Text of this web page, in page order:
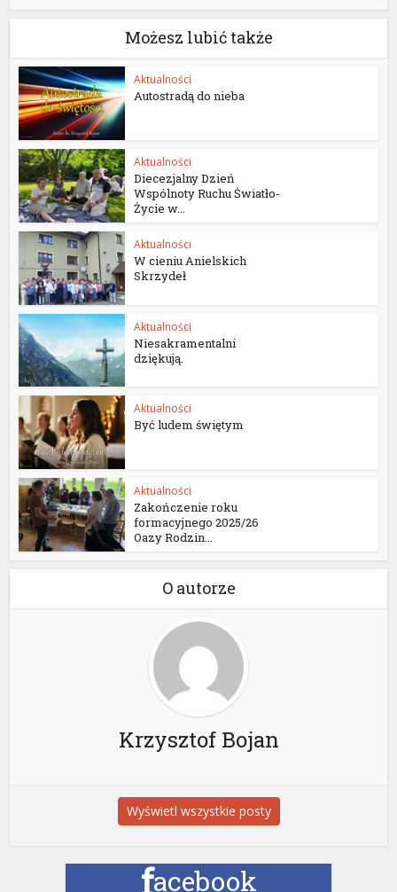
Możesz lubić także
Aktualności
Autostradą do nieba
Aktualności
Diecezjalny Dzień
Wspólnoty Ruchu Światło-
Życie w...
Aktualności
W cieniu Anielskich
Skrzydeł
Aktualności
Niesakramentalni
dziękują.
Aktualności
Być ludem świętym
Aktualności
Zakończenie roku
formacyjnego 2025/26
Oazy Rodzin...
O autorze
Krzysztof Bojan
Wyświetl wszystkie posty
facebook